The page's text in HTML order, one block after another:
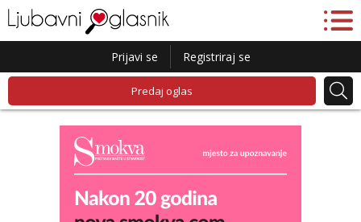
Prijavi se Registriraj se
Predaj oglas